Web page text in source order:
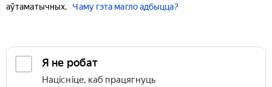
аўтаматычных.
Чаму гэта магло адбыцца?
Я не робат
Націсніце, каб працягнуць